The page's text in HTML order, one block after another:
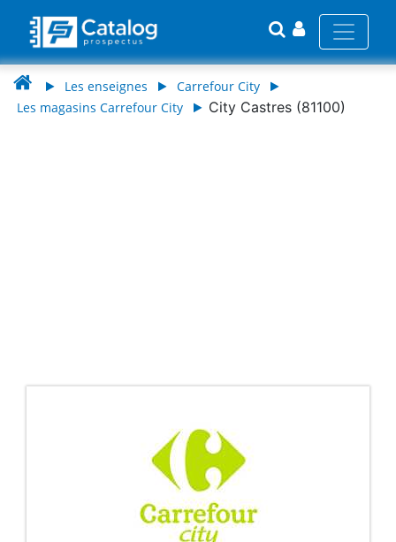
Les enseignes
Carrefour City
Les magasins Carrefour City
City Castres (81100)